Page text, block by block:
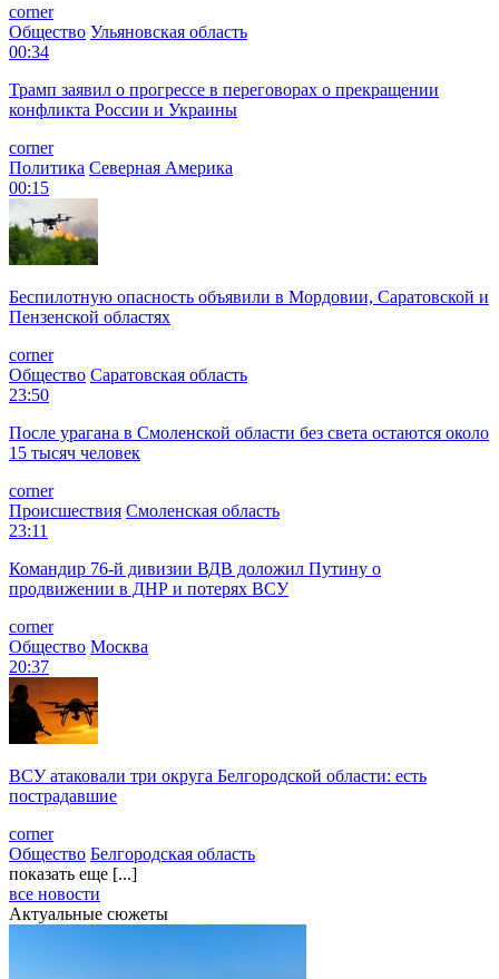
corner
Общество Ульяновская область
00:34
Трамп заявил о прогрессе в переговорах о прекращении
конфликта России и Украины
corner
Политика Северная Америка
00:15
Беспилотную опасность объявили в Мордовии, Саратовской и
Пензенской областях
corner
Общество Саратовская область
23:50
После урагана в Смоленской области без света остаются около
15 тысяч человек
corner
Происшествия Смоленская область
23:11
Командир 76-й дивизии ВДВ доложил Путину о
продвижении в ДНР и потерях ВСУ
corner
Общество Москва
20:37
ВСУ атаковали три округа Белгородской области: есть
пострадавшие
corner
Общество Белгородская область
показать еще [...]
все новости
Актуальные сюжеты